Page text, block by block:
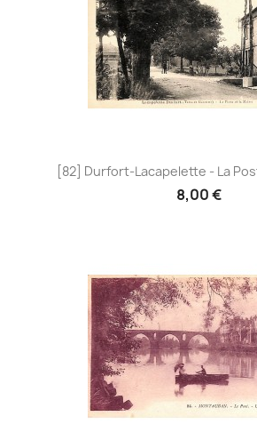
[82] Durfort-Lacapelette - La
8,00 €